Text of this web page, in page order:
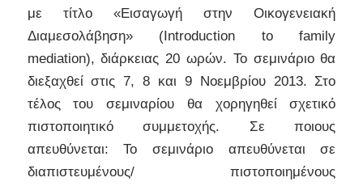
με τίτλο «Εισαγωγή στην Οικογενειακή
Διαμεσολάβηση» (Introduction to family
mediation), διάρκειας 20 ωρών. Το σεμινάριο θα
διεξαχθεί στις 7, 8 και 9 Νοεμβρίου 2013. Στο
τέλος του σεμιναρίου θα χορηγηθεί σχετικό
πιστοποιητικό συμμετοχής. Σε ποιους
απευθύνεται: Το σεμινάριο απευθύνεται σε
διαπιστευμένους/ πιστοποιημένους